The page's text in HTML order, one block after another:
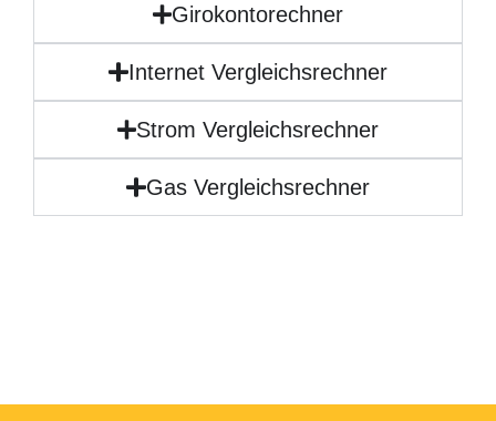
Girokontorechner
Internet Vergleichsrechner
Strom Vergleichsrechner
Gas Vergleichsrechner